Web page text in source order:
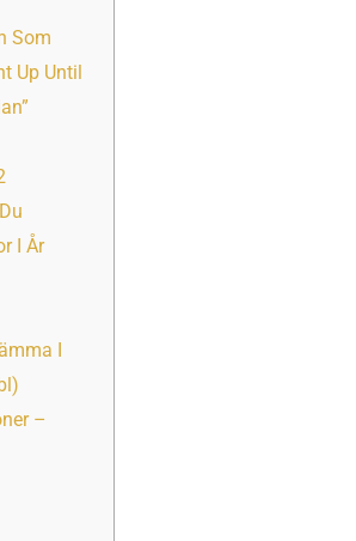
Som
Up Until
I År
I
–